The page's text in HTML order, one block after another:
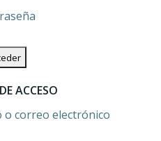
ACCESO
correo electrónico